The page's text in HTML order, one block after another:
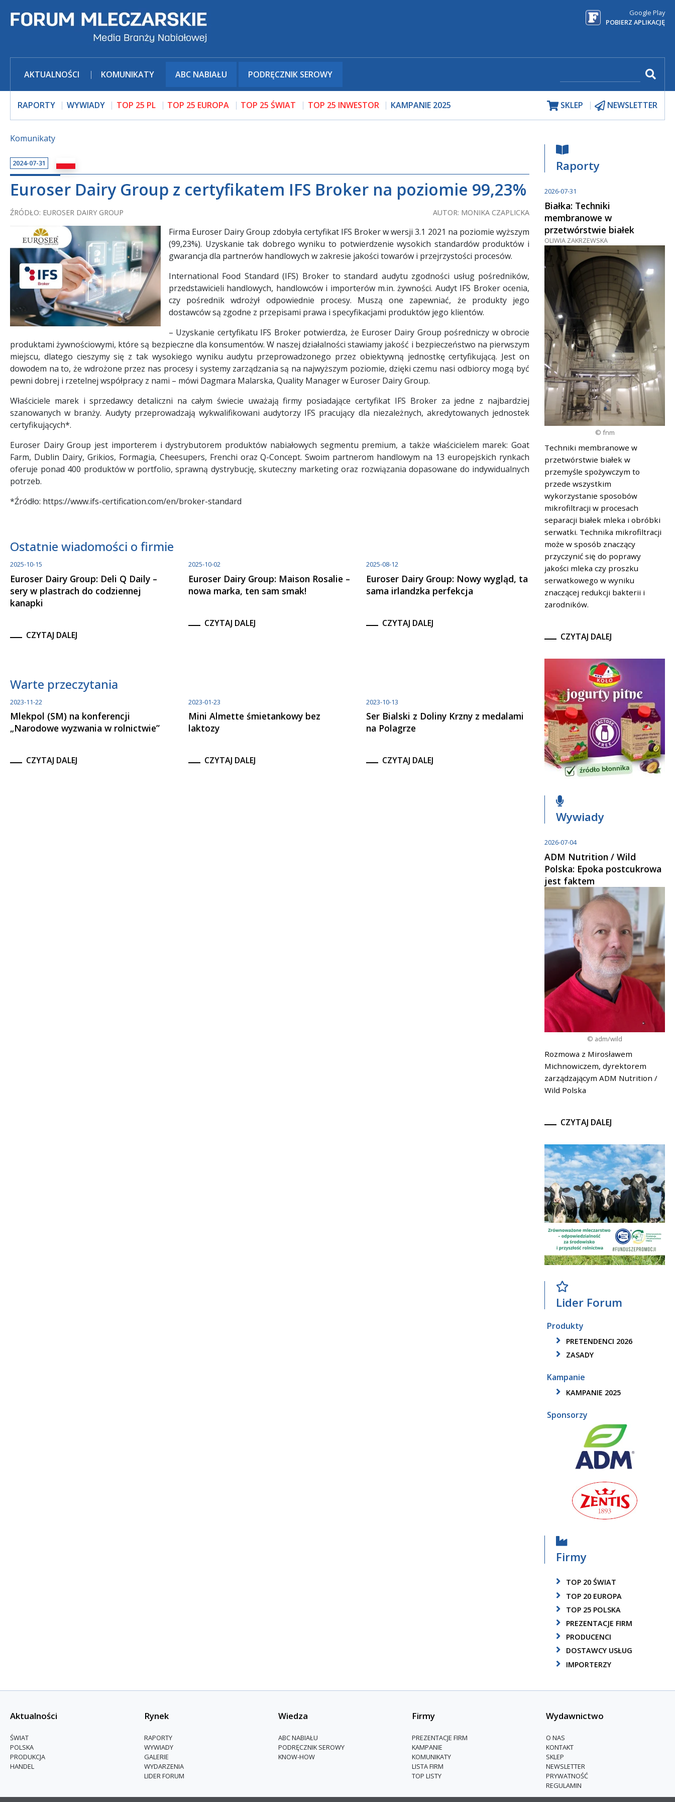
Google Play
POBIERZ APLIKACJĘ
AKTUALNOŚCI KOMUNIKATY ABC NABIAŁU PODRĘCZNIK SEROWY
RAPORTY WYWIADY TOP 25 PL TOP 25 EUROPA TOP 25 ŚWIAT TOP 25 INWESTOR KAMPANIE 2025 SKLEP NEWSLETTER
Komunikaty
2024-07-31
Euroser Dairy Group z certyfikatem IFS Broker na poziomie 99,23%
ŹRÓDŁO: EUROSER DAIRY GROUP AUTOR: MONIKA CZAPLICKA
Firma Euroser Dairy Group zdobyła certyfikat IFS Broker w wersji 3.1 2021 na poziomie wyższym
(99,23%). Uzyskanie tak dobrego wyniku to potwierdzenie wysokich standardów produktów i
gwarancja dla partnerów handlowych w zakresie jakości towarów i przejrzystości procesów.
International Food Standard (IFS) Broker to standard audytu zgodności usług pośredników,
przedstawicieli handlowych, handlowców i importerów m.in. żywności. Audyt IFS Broker ocenia,
czy pośrednik wdrożył odpowiednie procesy. Muszą one zapewniać, że produkty jego
dostawców są zgodne z przepisami prawa i specyfikacjami produktów jego klientów.
– Uzyskanie certyfikatu IFS Broker potwierdza, że Euroser Dairy Group pośredniczy w obrocie
produktami żywnościowymi, które są bezpieczne dla konsumentów. W naszej działalności stawiamy jakość i bezpieczeństwo na pierwszym
miejscu, dlatego cieszymy się z tak wysokiego wyniku audytu przeprowadzonego przez obiektywną jednostkę certyfikującą. Jest on
dowodem na to, że wdrożone przez nas procesy i systemy zarządzania są na najwyższym poziomie, dzięki czemu nasi odbiorcy mogą być
pewni dobrej i rzetelnej współpracy z nami – mówi Dagmara Malarska, Quality Manager w Euroser Dairy Group.
Właściciele marek i sprzedawcy detaliczni na całym świecie uważają firmy posiadające certyfikat IFS Broker za jedne z najbardziej
szanowanych w branży. Audyty przeprowadzają wykwalifikowani audytorzy IFS pracujący dla niezależnych, akredytowanych jednostek
certyfikujących*.
Euroser Dairy Group jest importerem i dystrybutorem produktów nabiałowych segmentu premium, a także właścicielem marek: Goat
Farm, Dublin Dairy, Grikios, Formagia, Cheesupers, Frenchi oraz Q-Concept. Swoim partnerom handlowym na 13 europejskich rynkach
oferuje ponad 400 produktów w portfolio, sprawną dystrybucję, skuteczny marketing oraz rozwiązania dopasowane do indywidualnych
potrzeb.
*Źródło: https://www.ifs-certification.com/en/broker-standard
Ostatnie wiadomości o firmie
2025-10-15
Euroser Dairy Group: Deli Q Daily –
sery w plastrach do codziennej
kanapki
CZYTAJ DALEJ
2025-10-02
Euroser Dairy Group: Maison Rosalie –
nowa marka, ten sam smak!
CZYTAJ DALEJ
2025-08-12
Euroser Dairy Group: Nowy wygląd, ta
sama irlandzka perfekcja
CZYTAJ DALEJ
Warte przeczytania
2023-11-22
Mlekpol (SM) na konferencji
„Narodowe wyzwania w rolnictwie”
CZYTAJ DALEJ
2023-01-23
Mini Almette śmietankowy bez
laktozy
CZYTAJ DALEJ
2023-10-13
Ser Bialski z Doliny Krzny z medalami
na Polagrze
CZYTAJ DALEJ
Raporty
2026-07-31
Białka: Techniki
membranowe w
przetwórstwie białek
OLIWIA ZAKRZEWSKA
© fnm
Techniki membranowe w
przetwórstwie białek w
przemyśle spożywczym to
przede wszystkim
wykorzystanie sposobów
mikrofiltracji w procesach
separacji białek mleka i obróbki
serwatki. Technika mikrofiltracji
może w sposób znaczący
przyczynić się do poprawy
jakości mleka czy proszku
serwatkowego w wyniku
znaczącej redukcji bakterii i
zarodników.
CZYTAJ DALEJ
Wywiady
2026-07-04
ADM Nutrition / Wild
Polska: Epoka postcukrowa
jest faktem
© adm/wild
Rozmowa z Mirosławem
Michnowiczem, dyrektorem
zarządzającym ADM Nutrition /
Wild Polska
CZYTAJ DALEJ
Lider Forum
Produkty
PRETENDENCI 2026
ZASADY
Kampanie
KAMPANIE 2025
Sponsorzy
Firmy
TOP 20 ŚWIAT
TOP 20 EUROPA
TOP 25 POLSKA
PREZENTACJE FIRM
PRODUCENCI
DOSTAWCY USŁUG
IMPORTERZY
Aktualności
ŚWIAT
POLSKA
PRODUKCJA
HANDEL
Rynek
RAPORTY
WYWIADY
GALERIE
WYDARZENIA
LIDER FORUM
Wiedza
ABC NABIAŁU
PODRĘCZNIK SEROWY
KNOW-HOW
Firmy
PREZENTACJE FIRM
KAMPANIE
KOMUNIKATY
LISTA FIRM
TOP LISTY
Wydawnictwo
O NAS
KONTAKT
SKLEP
NEWSLETTER
PRYWATNOŚĆ
REGULAMIN